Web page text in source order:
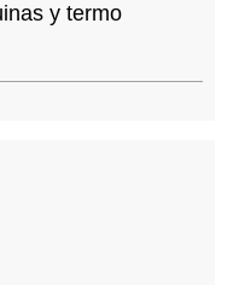
y termo